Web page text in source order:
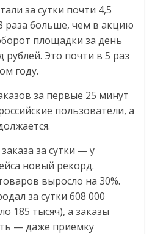
за сутки почти 4,5
раза больше, чем в акцию
площадки за день
рублей. Это почти в 5 раз
году.
за первые 25 минут
пользователи, а
за сутки — у
новый рекорд.
выросло на 30%.
за сутки 608 000
185 тысяч), а заказы
— даже приемку